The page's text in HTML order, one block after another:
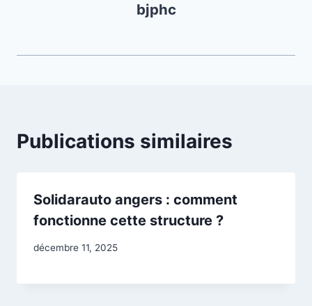
bjphc
Publications similaires
Solidarauto angers : comment
fonctionne cette structure ?
décembre 11, 2025